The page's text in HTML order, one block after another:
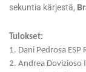
sekuntia kärjestä,
Tulokset:
1. Dani Pedrosa
2. Andrea Dovizioso